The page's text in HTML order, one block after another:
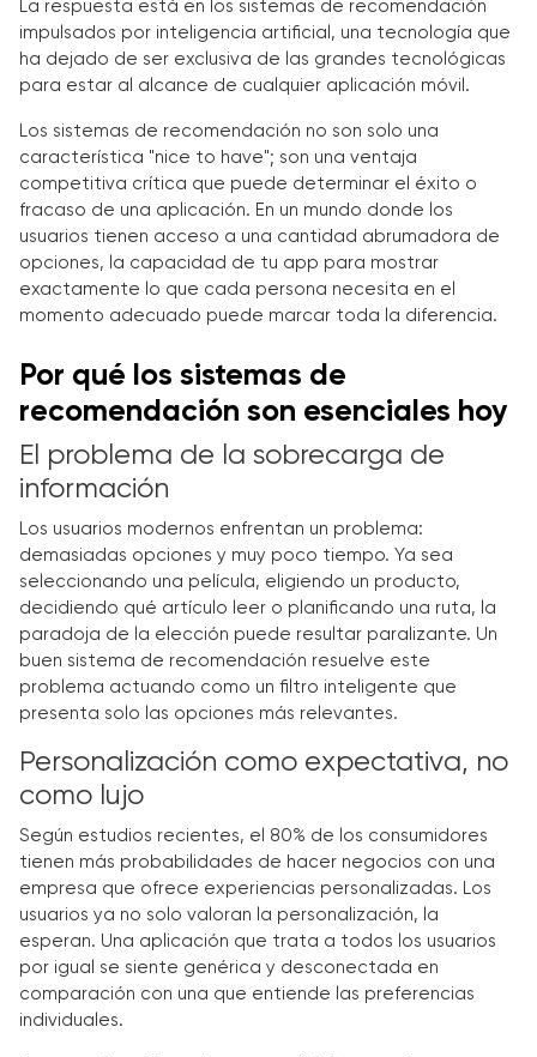
La respuesta está en los sistemas de recomendación
impulsados por inteligencia artificial, una tecnología que
ha dejado de ser exclusiva de las grandes tecnológicas
para estar al alcance de cualquier aplicación móvil.
Los sistemas de recomendación no son solo una
característica "nice to have"; son una ventaja
competitiva crítica que puede determinar el éxito o
fracaso de una aplicación. En un mundo donde los
usuarios tienen acceso a una cantidad abrumadora de
opciones, la capacidad de tu app para mostrar
exactamente lo que cada persona necesita en el
momento adecuado puede marcar toda la diferencia.
Por qué los sistemas de
recomendación son esenciales hoy
El problema de la sobrecarga de
información
Los usuarios modernos enfrentan un problema:
demasiadas opciones y muy poco tiempo. Ya sea
seleccionando una película, eligiendo un producto,
decidiendo qué artículo leer o planificando una ruta, la
paradoja de la elección puede resultar paralizante. Un
buen sistema de recomendación resuelve este
problema actuando como un filtro inteligente que
presenta solo las opciones más relevantes.
Personalización como expectativa, no
como lujo
Según estudios recientes, el 80% de los consumidores
tienen más probabilidades de hacer negocios con una
empresa que ofrece experiencias personalizadas. Los
usuarios ya no solo valoran la personalización, la
esperan. Una aplicación que trata a todos los usuarios
por igual se siente genérica y desconectada en
comparación con una que entiende las preferencias
individuales.